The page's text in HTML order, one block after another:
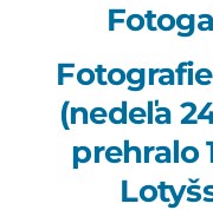
(nedeľa
prehralo